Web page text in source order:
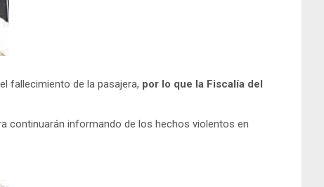
fallecimiento de la pasajera, por lo que la Fiscalía del
continuarán informando de los hechos violentos en